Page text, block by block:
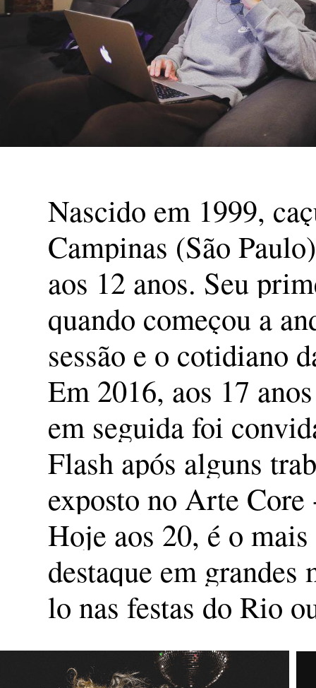
Nascido em 1999,
Campinas (São
aos 12 anos. Seu
quando começou a
sessão e o cotidiano
Em 2016, aos 17
em seguida foi
Flash após alguns
exposto no Arte
Hoje aos 20, é o
destaque em
lo nas festas do Rio